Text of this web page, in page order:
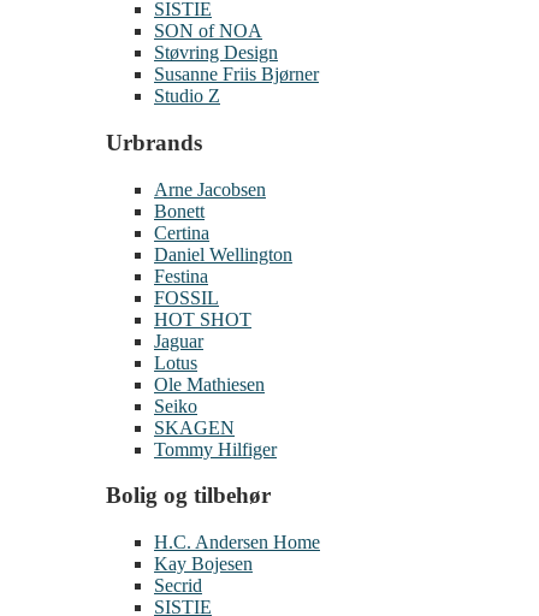
SISTIE
SON of NOA
Støvring Design
Susanne Friis Bjørner
Studio Z
Urbrands
Arne Jacobsen
Bonett
Certina
Daniel Wellington
Festina
FOSSIL
HOT SHOT
Jaguar
Lotus
Ole Mathiesen
Seiko
SKAGEN
Tommy Hilfiger
Bolig og tilbehør
H.C. Andersen Home
Kay Bojesen
Secrid
SISTIE